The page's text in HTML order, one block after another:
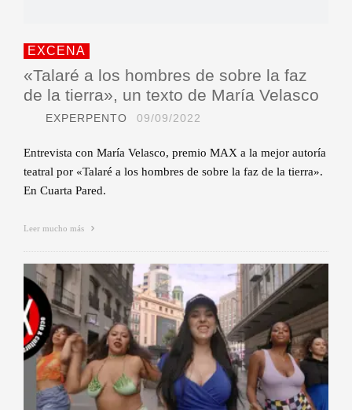
EXCENA
«Talaré a los hombres de sobre la faz
de la tierra», un texto de María Velasco
EXPERPENTO 09/09/2022
Entrevista con María Velasco, premio MAX a la mejor autoría
teatral por «Talaré a los hombres de sobre la faz de la tierra».
En Cuarta Pared.
Leer mucho más